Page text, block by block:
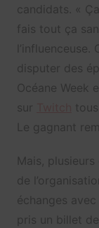
candidats. «
fais tout ça
disputer des
Océane Week
sur
Le gagnant
Mais,
de
échanges avec
pris un billet